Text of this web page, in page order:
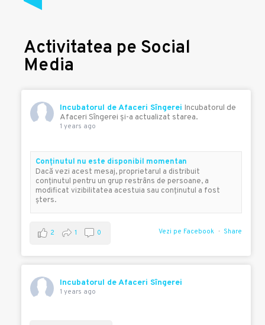
Activitatea pe Social
Media
Incubatorul de Afaceri Sîngerei Incubatorul de
Afaceri Sîngerei şi-a actualizat starea.
1 years ago
Conţinutul nu este disponibil momentan
Dacă vezi acest mesaj, proprietarul a distribuit
conţinutul pentru un grup restrâns de persoane, a
modificat vizibilitatea acestuia sau conţinutul a fost
şters.
Vezi pe Facebook Share
2 1 0
Incubatorul de Afaceri Sîngerei
1 years ago